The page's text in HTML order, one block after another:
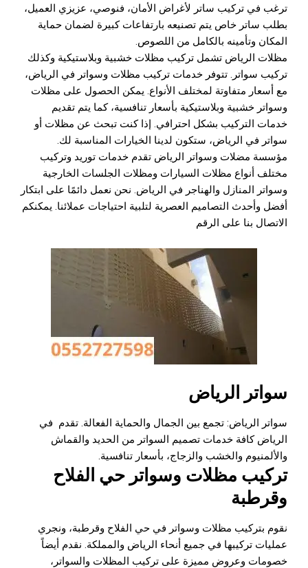
ترغب في تركيب ساتر لأغراض الأمان، فنوصي، عزيزي العميل،
بطلب ساتر خاص يتم تصنيعه بارتفاعات كبيرة لضمان حماية
المكان وتأمينه بالكامل من اللصوص.
مظلات الرياض تشمل تركيب مظلات خشبية وبلاستيكية وكذلك
تركيب سواتر. تتوفر خدمات تركيب مظلات وسواتر في الرياض،
مع أسعار متفاوتة لمختلف الأنواع. يمكن الحصول على مظلات
وسواتر خشبية وبلاستيكية بأسعار تنافسية، كما يتم تقديم
خدمات التركيب بشكل احترافي. إذا كنت تبحث عن مظلات أو
سواتر في الرياض، ستكون لدينا الخيارات المناسبة لك.
مؤسسة مضلات وسواتر الرياض تقدم خدمات توريد وتركيب
مختلف أنواع مظلات السيارات ومظلات الجلسات الخارجية
وسواتر المنازل والهناجر في الرياض. نحن نعمل دائمًا على ابتكار
أفضل وأحدث التصاميم العصرية لتلبية احتياجات عملائنا. يمكنكم
الاتصال بنا على الرقم
سواتر الرياض
سواتر الرياض: تجمع بين الجمال والحماية الفعالة. تقدم في
الرياض كافة خدمات تصميم السواتر من الحديد والقماش
والألمنيوم والخشب والزجاج، بأسعار تنافسية.
تركيب مظلات وسواتر حي الفلاح
وقرطبة
نقوم بتركيب مظلات وسواتر في حي الفلاح وقرطبة، ونجري
عمليات تركيبها في جميع أنحاء الرياض والمملكة. نقدم أيضاً
خصومات وعروض مميزة على تركيب المظلات والسواتر،